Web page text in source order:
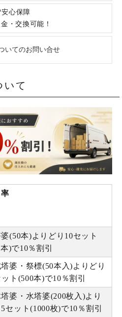
安心保障
・交換可能！
いてのお問い合せ
いて
(50本)よりどり10セット
)で10％割引
婆・祭標(50本入)よりどり
ト(500本)で10％割引
婆・水塔婆(200枚入)より
セット(1000枚)で10％割引